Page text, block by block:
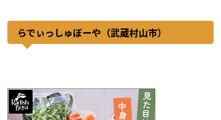
らでぃっしゅぼーや（武蔵村山市）